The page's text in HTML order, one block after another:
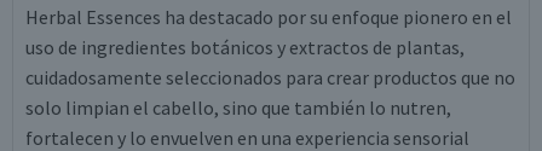
Herbal Essences ha destacado por su enfoque pionero en el
uso de ingredientes botánicos y extractos de plantas,
cuidadosamente seleccionados para crear productos que no
solo limpian el cabello, sino que también lo nutren,
fortalecen y lo envuelven en una experiencia sensorial